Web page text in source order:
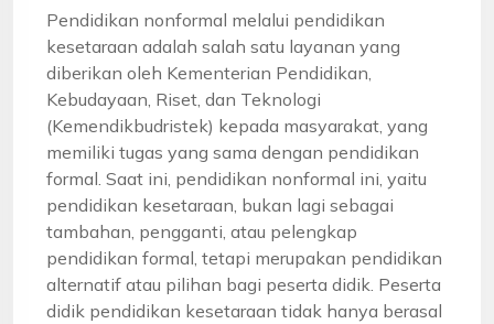
Pendidikan nonformal melalui pendidikan
kesetaraan adalah salah satu layanan yang
diberikan oleh Kementerian Pendidikan,
Kebudayaan, Riset, dan Teknologi
(Kemendikbudristek) kepada masyarakat, yang
memiliki tugas yang sama dengan pendidikan
formal. Saat ini, pendidikan nonformal ini, yaitu
pendidikan kesetaraan, bukan lagi sebagai
tambahan, pengganti, atau pelengkap
pendidikan formal, tetapi merupakan pendidikan
alternatif atau pilihan bagi peserta didik. Peserta
didik pendidikan kesetaraan tidak hanya berasal